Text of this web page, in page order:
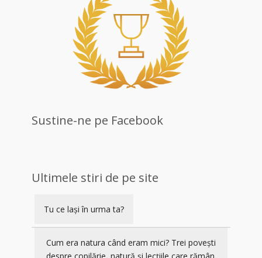
Sustine-ne pe Facebook
Ultimele stiri de pe site
Tu ce lași în urma ta?
Cum era natura când eram mici? Trei povești